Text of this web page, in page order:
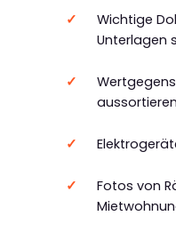
Wichtige
Unterlagen
aussortieren
Fotos von